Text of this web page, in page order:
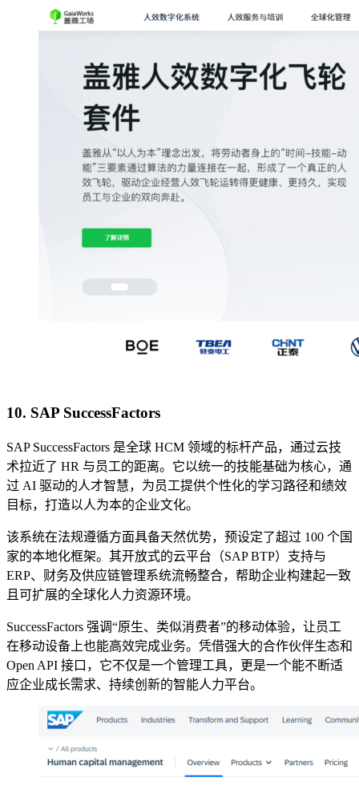
10. SAP SuccessFactors
SAP SuccessFactors 是全球 HCM 领域的标杆产品，通过云技
术拉近了 HR 与员工的距离。它以统一的技能基础为核心，通
过 AI 驱动的人才智慧，为员工提供个性化的学习路径和绩效
目标，打造以人为本的企业文化。
该系统在法规遵循方面具备天然优势，预设定了超过 100 个国
家的本地化框架。其开放式的云平台（SAP BTP）支持与
ERP、财务及供应链管理系统流畅整合，帮助企业构建起一致
且可扩展的全球化人力资源环境。
SuccessFactors 强调“原生、类似消费者”的移动体验，让员工
在移动设备上也能高效完成业务。凭借强大的合作伙伴生态和
Open API 接口，它不仅是一个管理工具，更是一个能不断适
应企业成长需求、持续创新的智能人力平台。